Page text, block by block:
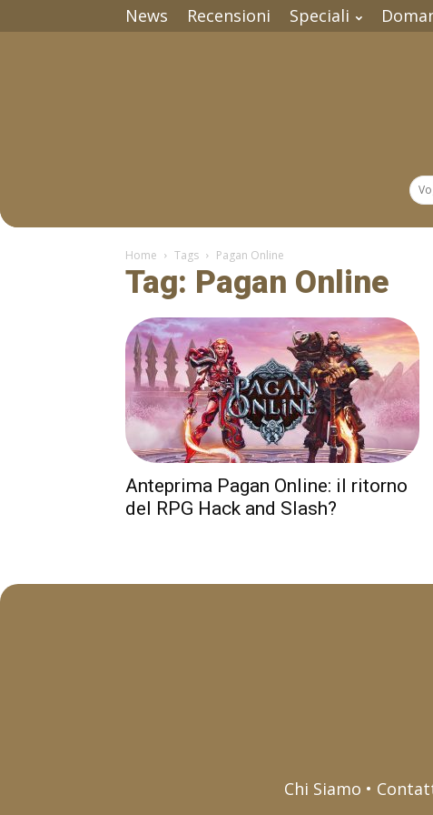
News Recensioni Speciali
Home Tags Pagan Online
Tag: Pagan Online
Anteprima Pagan Online: il ritorno
del RPG Hack and Slash?
Chi Siamo •